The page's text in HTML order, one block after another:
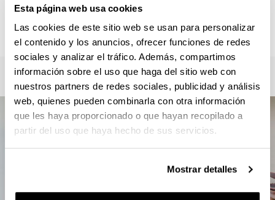
Esta página web usa cookies
Las cookies de este sitio web se usan para personalizar
el contenido y los anuncios, ofrecer funciones de redes
sociales y analizar el tráfico. Además, compartimos
información sobre el uso que haga del sitio web con
nuestros partners de redes sociales, publicidad y análisis
web, quienes pueden combinarla con otra información
que les haya proporcionado o que hayan recopilado a
partir del uso que haya hecho de sus servicios.
Mostrar detalles
master.csc@ehu.eus / gkz.masterra@ehu.eus
946012357